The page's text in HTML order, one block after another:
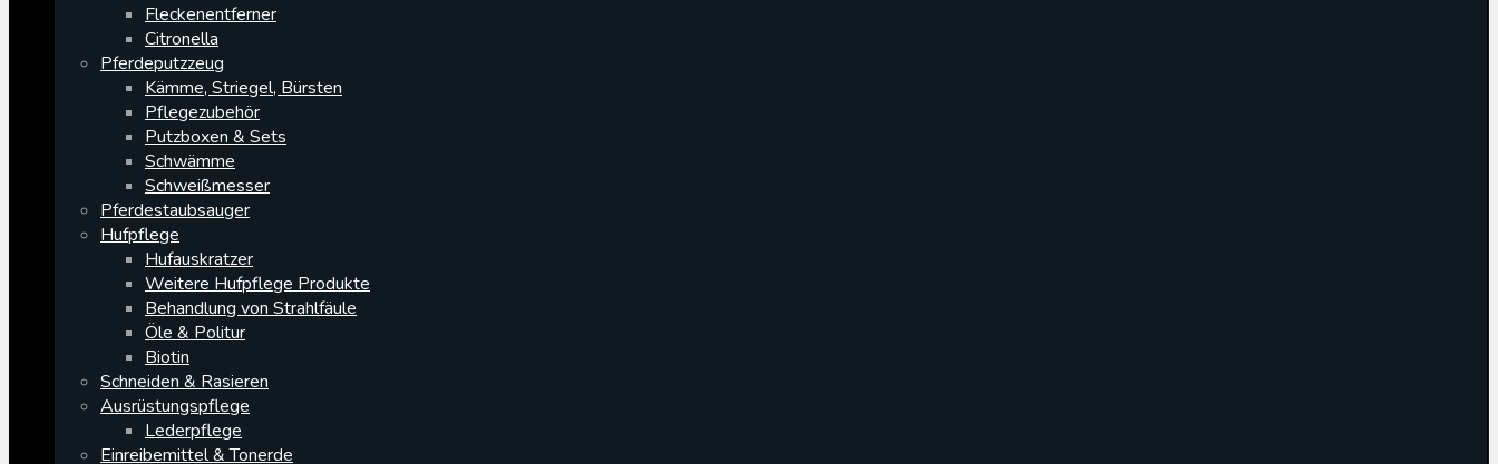
Fleckenentferner
Citronella
Pferdeputzzeug
Kämme, Striegel, Bürsten
Pflegezubehör
Putzboxen & Sets
Schwämme
Schweißmesser
Pferdestaubsauger
Hufpflege
Hufauskratzer
Weitere Hufpflege Produkte
Behandlung von Strahlfäule
Öle & Politur
Biotin
Schneiden & Rasieren
Ausrüstungspflege
Lederpflege
Einreibemittel & Tonerde